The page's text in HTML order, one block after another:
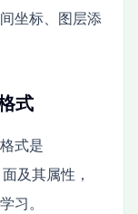
坐标、图层添
式
式是
及其属性，
习。